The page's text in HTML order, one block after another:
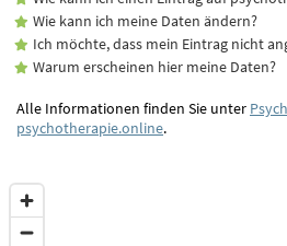
Wie kann ich meine Daten ändern?
Ich möchte, dass mein Eintrag nicht
Warum erscheinen hier meine Daten?
Alle Informationen finden Sie unter
psychotherapie.online.